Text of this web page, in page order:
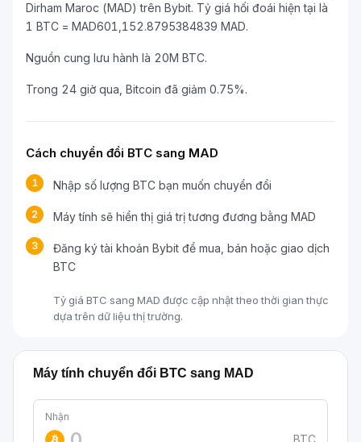
Dirham Maroc (MAD) trên Bybit. Tỷ giá hối đoái hiện tại là
1 BTC = MAD601,152.8795384839 MAD.
Nguồn cung lưu hành là 20M BTC.
Trong 24 giờ qua, Bitcoin đã giảm 0.75%.
Cách chuyển đổi BTC sang MAD
1 Nhập số lượng BTC bạn muốn chuyển đổi
2 Máy tính sẽ hiển thị giá trị tương đương bằng MAD
3
Đăng ký tài khoản Bybit để mua, bán hoặc giao dịch
BTC
Tỷ giá BTC sang MAD được cập nhật theo thời gian thực
dựa trên dữ liệu thị trường.
Máy tính chuyển đổi BTC sang MAD
Nhận
BTC